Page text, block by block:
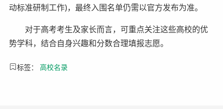
动标准研制工作)，最终入围名单仍需以官方发布为准。
对于高考考生及家长而言，可重点关注这些高校的优
势学科，结合自身兴趣和分数合理填报志愿。
标签： 高校名录